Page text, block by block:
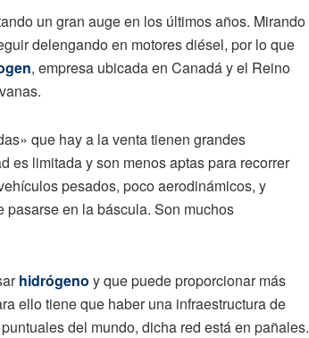
un gran auge en los últimos años. Mirando
delengando en motores diésel, por lo que
, empresa ubicada en Canadá y el Reino
que hay a la venta tienen grandes
es limitada y son menos aptas para recorrer
pesados, poco aerodinámicos, y
en la báscula. Son muchos
hidrógeno y que puede proporcionar más
ello tiene que haber una infraestructura de
del mundo, dicha red está en pañales.